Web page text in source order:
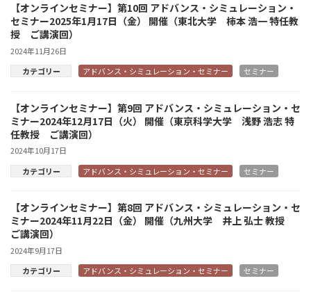
【オンラインセミナー】第10回 アドバンス・シミュレーション・
セミナー2025年1月17日（金） 開催（東北大学 柿本 浩一 特任教
授 ご講演回）
2024年11月26日
カテゴリー
アドバンス・シミュレーション・セミナー セミナー
【オンラインセミナー】第9回 アドバンス・シミュレーション・セ
ミナー2024年12月17日（火） 開催（東京科学大学 浅野 浩志 特
任教授 ご講演回）
2024年10月17日
カテゴリー
アドバンス・シミュレーション・セミナー セミナー
【オンラインセミナー】第8回 アドバンス・シミュレーション・セ
ミナー2024年11月22日（金） 開催（九州大学 井上 弘士 教授
ご講演回）
2024年9月17日
カテゴリー
アドバンス・シミュレーション・セミナー セミナー